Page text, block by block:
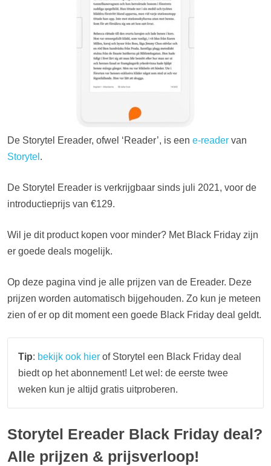
De Storytel Ereader, ofwel ‘Reader’, is een e-reader van
Storytel .
De Storytel Ereader is verkrijgbaar sinds juli 2021, voor de
introductieprijs van €129.
Wil je dit product kopen voor minder? Met Black Friday zijn
er goede deals mogelijk.
Op deze pagina vind je alle prijzen van de Ereader. Deze
prijzen worden automatisch bijgehouden. Zo kun je meteen
zien of er op dit moment een goede Black Friday deal geldt.
Tip: bekijk ook hier of Storytel een Black Friday deal
biedt op het abonnement! Let wel: de eerste twee
weken kun je altijd gratis uitproberen.
Storytel Ereader Black Friday deal?
Alle prijzen & prijsverloop!